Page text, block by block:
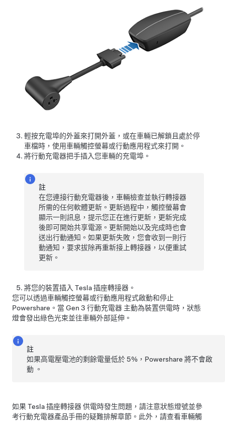
輕按充電埠的外蓋來打開外蓋，或在車輛已解鎖且處於停
車檔時，使用車輛觸控螢幕或行動應用程式來打開。
將行動充電器把手插入您車輛的充電埠。
註
在您連接行動充電器後，車輛檢查並執行轉接器
所需的任何軟體更新。更新過程中，觸控螢幕會
顯示一則訊息，提示您正在進行更新，更新完成
後即可開始共享電源。更新開始以及完成時也會
送出行動通知。如果更新失敗，您會收到一則行
動通知，要求拔除再重新接上轉接器，以便重試
更新。
將您的裝置插入 Tesla 插座轉接器 。
您可以透過車輛觸控螢幕或行動應用程式啟動和停止
Powershare。當 Gen 3 行動充電器 主動為裝置供電時，狀態
燈會發出綠色光束並往車輛外部延伸。
註
如果高電壓電池的剩餘電量低於 5%，Powershare 將不會啟
動 。
如果Tesla 插座轉接器供電時發生問題，請注意狀態燈號並參
考行動充電器產品手冊的疑難排解章節 。此外，請查看車輛觸